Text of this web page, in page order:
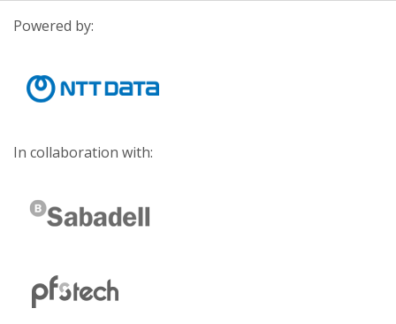
Powered by:
In collaboration with: